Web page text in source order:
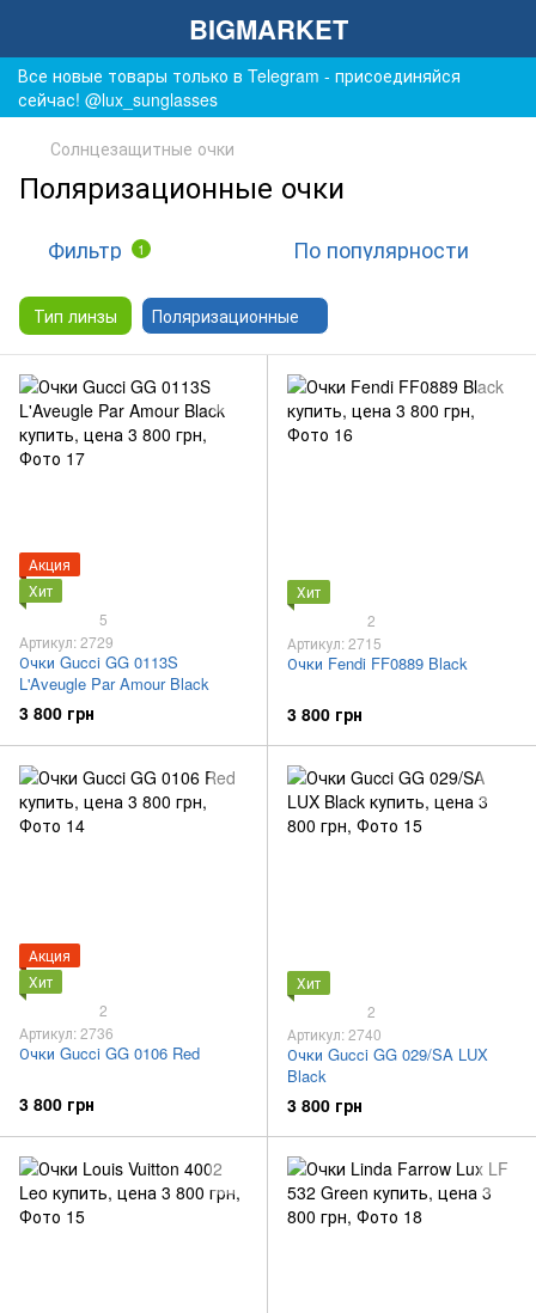
BIGMARKET
Все новые товары только в Telegram - присоединяйся
сейчас! @lux_sunglasses
Солнцезащитные очки
Поляризационные очки
Фильтр 1 По популярности
Тип линзы Поляризационные
Акция
Хит
5
Артикул: 2729
Очки Gucci GG 0113S
L'Aveugle Par Amour Black
3 800 грн
Хит
2
Артикул: 2715
Очки Fendi FF0889 Black
3 800 грн
Акция
Хит
2
Артикул: 2736
Очки Gucci GG 0106 Red
3 800 грн
Хит
2
Артикул: 2740
Очки Gucci GG 029/SA LUX
Black
3 800 грн